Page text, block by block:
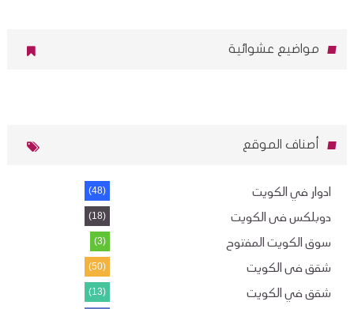
مواضيع عشوائية
أصناف الموقع
ادوار في الكويت (48)
دوبلكس فى الكويت (18)
سوق الكويت المفتوح (3)
شقق فى الكويت (50)
شقق في الكويت (13)